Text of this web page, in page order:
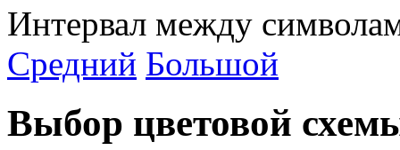
Интервал между
Средний Большой
Выбор цветовой